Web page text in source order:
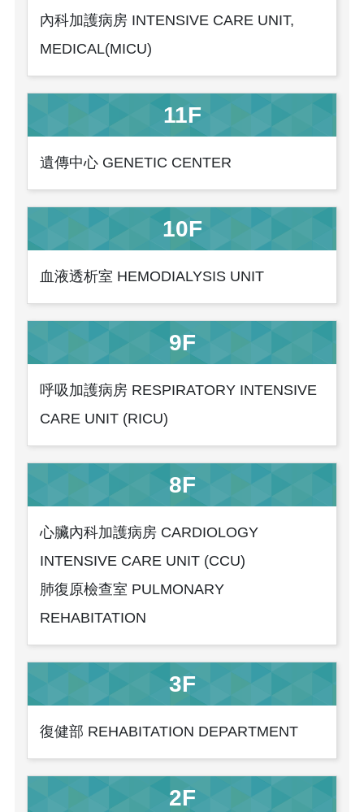
內科加護病房 INTENSIVE CARE UNIT,
MEDICAL(MICU)
11F
遺傳中心 GENETIC CENTER
10F
血液透析室 HEMODIALYSIS UNIT
9F
呼吸加護病房 RESPIRATORY INTENSIVE
CARE UNIT (RICU)
8F
心臟內科加護病房 CARDIOLOGY
INTENSIVE CARE UNIT (CCU)
肺復原檢查室 PULMONARY
REHABITATION
3F
復健部 REHABITATION DEPARTMENT
2F